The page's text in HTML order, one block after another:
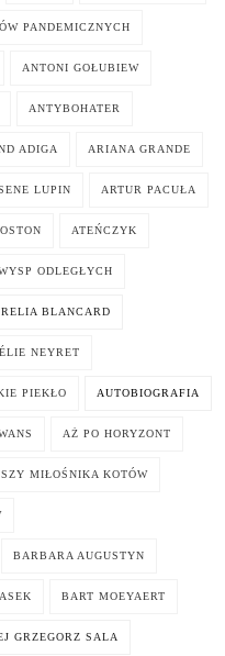
PANDEMICZNYCH
ANTONI GOŁUBIEW
ANTYBOHATER
ADIGA ARIANA GRANDE
LUPIN ARTUR PACUŁA
ATEŃCZYK
ODLEGŁYCH
BLANCARD
NEYRET
PIEKŁO AUTOBIOGRAFIA
AŻ PO HORYZONT
MIŁOŚNIKA KOTÓW
BARBARA AUGUSTYN
BART MOEYAERT
GRZEGORZ SALA